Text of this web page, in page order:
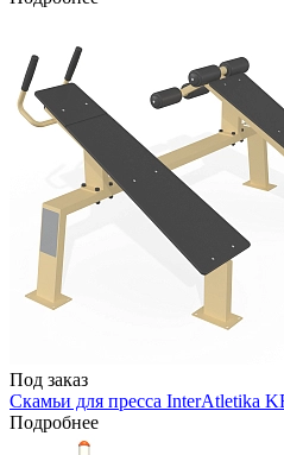
Под заказ
Скамьи для пресса InterAtletika
Подробнее